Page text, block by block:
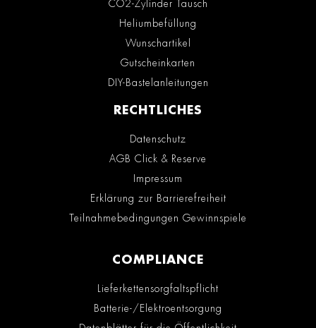
CO2-Zylinder Tausch
Heliumbefüllung
Wunschartikel
Gutscheinkarten
DIY-Bastelanleitungen
RECHTLICHES
Datenschutz
AGB Click & Reserve
Impressum
Erklärung zur Barrierefreiheit
Teilnahmebedingungen Gewinnspiele
COMPLIANCE
Lieferkettensorgfaltspflicht
Batterie-/Elektroentsorgung